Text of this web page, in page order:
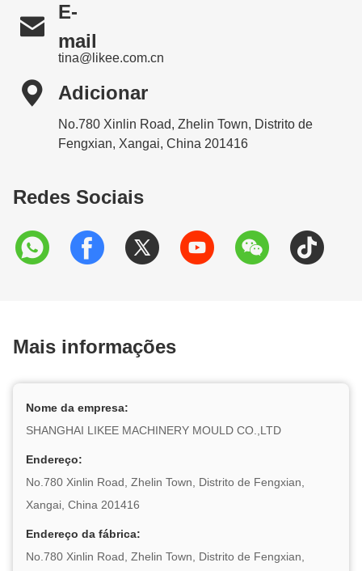

E-
mail
tina@likee.com.cn
 Adicionar
No.780 Xinlin Road, Zhelin Town, Distrito de
Fengxian, Xangai, China 201416
Redes Sociais
Mais informações
Nome da empresa:
SHANGHAI LIKEE MACHINERY MOULD CO.,LTD
Endereço:
No.780 Xinlin Road, Zhelin Town, Distrito de Fengxian,
Xangai, China 201416
Endereço da fábrica:
No.780 Xinlin Road, Zhelin Town, Distrito de Fengxian,